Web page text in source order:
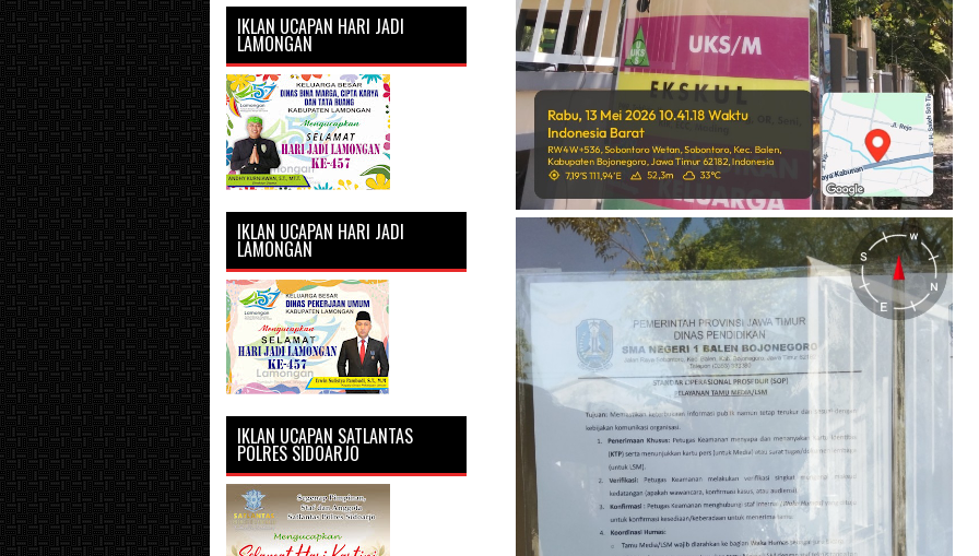
IKLAN UCAPAN HARI JADI
LAMONGAN
IKLAN UCAPAN HARI JADI
LAMONGAN
IKLAN UCAPAN SATLANTAS
POLRES SIDOARJO